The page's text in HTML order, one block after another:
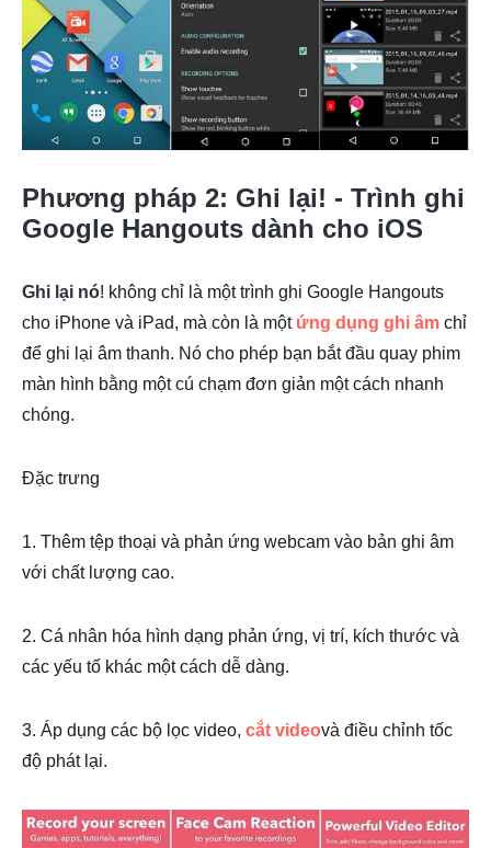
Phương pháp 2: Ghi lại! - Trình ghi
Google Hangouts dành cho iOS
Ghi lại nó! không chỉ là một trình ghi Google Hangouts
cho iPhone và iPad, mà còn là một ứng dụng ghi âm chỉ
để ghi lại âm thanh. Nó cho phép bạn bắt đầu quay phim
màn hình bằng một cú chạm đơn giản một cách nhanh
chóng.
Đặc trưng
1. Thêm tệp thoại và phản ứng webcam vào bản ghi âm
với chất lượng cao.
2. Cá nhân hóa hình dạng phản ứng, vị trí, kích thước và
các yếu tố khác một cách dễ dàng.
3. Áp dụng các bộ lọc video, cắt videovà điều chỉnh tốc
độ phát lại.